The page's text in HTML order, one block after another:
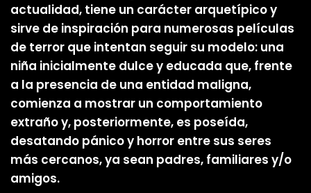
actualidad, tiene un carácter arquetípico y
sirve de inspiración para numerosas películas
de terror que intentan seguir su modelo: una
niña inicialmente dulce y educada que, frente
a la presencia de una entidad maligna,
comienza a mostrar un comportamiento
extraño y, posteriormente, es poseída,
desatando pánico y horror entre sus seres
más cercanos, ya sean padres, familiares y/o
amigos.